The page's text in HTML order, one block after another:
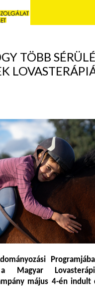
TÖBB
Magyar
május 4-én indult